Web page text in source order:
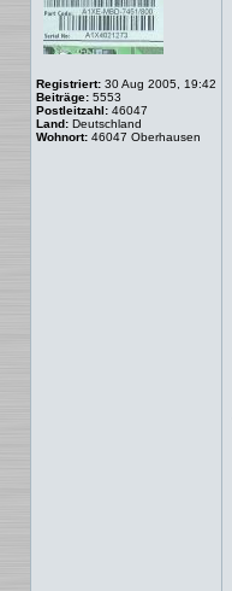
Registriert: 30 Aug 2005, 19:42
Beiträge: 5553
Postleitzahl: 46047
Land: Deutschland
Wohnort: 46047 Oberhausen